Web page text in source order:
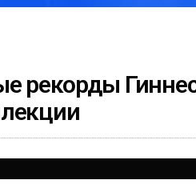
рекорды